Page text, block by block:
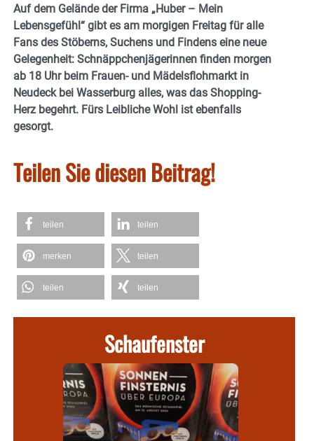
Auf dem Gelände der Firma „Huber – Mein
Lebensgefühl“ gibt es am morgigen Freitag für alle
Fans des Stöberns, Suchens und Findens eine neue
Gelegenheit: Schnäppchenjägerinnen finden morgen
ab 18 Uhr beim Frauen- und Mädelsflohmarkt in
Neudeck bei Wasserburg alles, was das Shopping-
Herz begehrt. Fürs Leibliche Wohl ist ebenfalls
gesorgt.
Teilen Sie diesen Beitrag!
teilen teilen
merken teilen
teilen teilen
Schaufenster